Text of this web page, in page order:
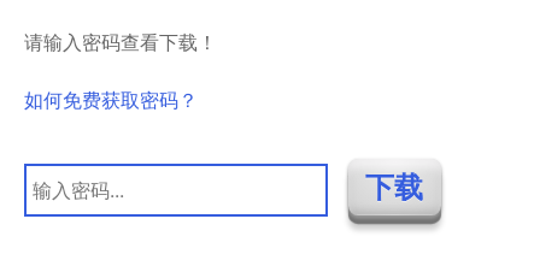
请输入密码查看下载！
如何免费获取密码？